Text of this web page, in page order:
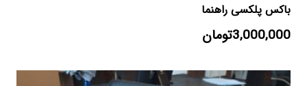
باکس پلکسی راهنما
3,000,000تومان